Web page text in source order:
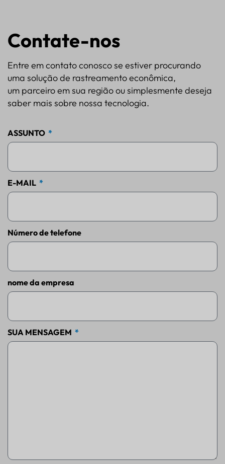
Contate-nos
Entre em contato conosco se estiver procurando
uma solução de rastreamento econômica,
um parceiro em sua região ou simplesmente deseja
saber mais sobre nossa tecnologia.
ASSUNTO
E-MAIL
Número de telefone
nome da empresa
SUA MENSAGEM